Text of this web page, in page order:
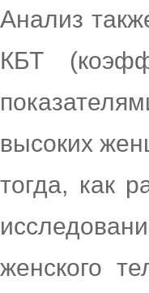
Анализ
КБТ
высоких
тогда, как
женского